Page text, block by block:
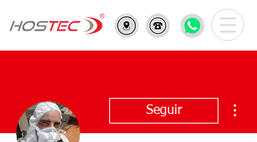
Seguir